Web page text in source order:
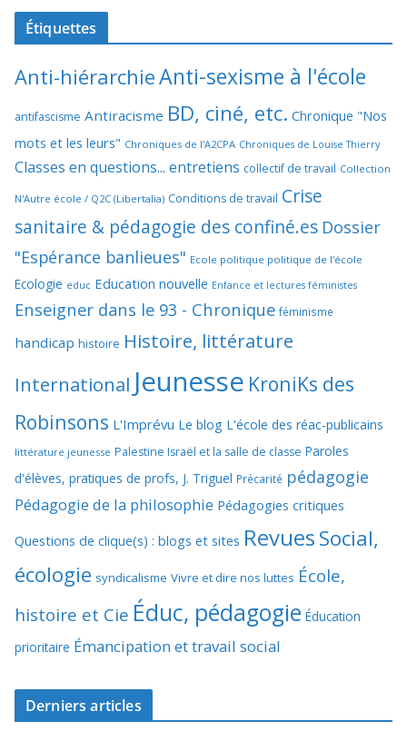
Étiquettes
Anti-hiérarchieAnti-sexisme à l'école
antifascisme Antiracisme BD, ciné, etc. Chronique "Nos
mots et les leurs" Chroniques de l'A2CPA Chroniques de Louise Thierry
Classes en questions... entretiens collectif de travail Collection
N'Autre école / Q2C (Libertalia) Conditions de travail Crise
sanitaire & pédagogie des confiné.es Dossier
"Espérance banlieues" Ecole politique politique de l'école
Ecologie educ Education nouvelle Enfance et lectures féministes
Enseigner dans le 93 - Chronique féminisme
handicap histoire Histoire, littérature
International Jeunesse KroniKs des
Robinsons L'Imprévu Le blog L'école des réac-publicains
littérature jeunesse Palestine Israël et la salle de classe Paroles
d'élèves, pratiques de profs, J. Triguel Précarité pédagogie
Pédagogie de la philosophie Pédagogies critiques
Questions de clique(s) : blogs et sites RevuesSocial,
écologie syndicalisme Vivre et dire nos luttes École,
histoire et Cie Éduc, pédagogie Éducation
prioritaire Émancipation et travail social
Derniers articles